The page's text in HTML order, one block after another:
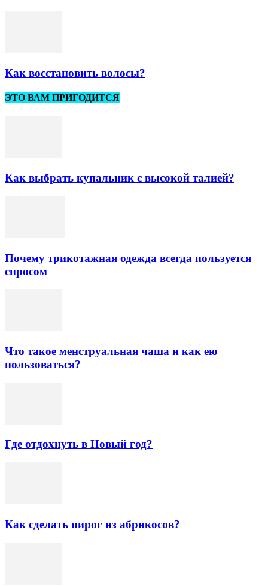
Как восстановить волосы?
ЭТО ВАМ ПРИГОДИТСЯ
Как выбрать купальник с высокой талией?
Почему трикотажная одежда всегда пользуется
спросом
Что такое менструальная чаша и как ею
пользоваться?
Где отдохнуть в Новый год?
Как сделать пирог из абрикосов?